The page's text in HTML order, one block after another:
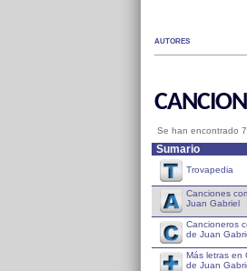
AUTORES
Se han encontrado 7
Sumario
Trovapedia
Canciones
Juan Gabriel
Cancioneros
de Juan
Más letras en
de Juan